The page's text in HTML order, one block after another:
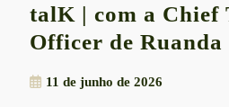
talK | com a Chief
Officer de Ruanda
11 de junho de 2026